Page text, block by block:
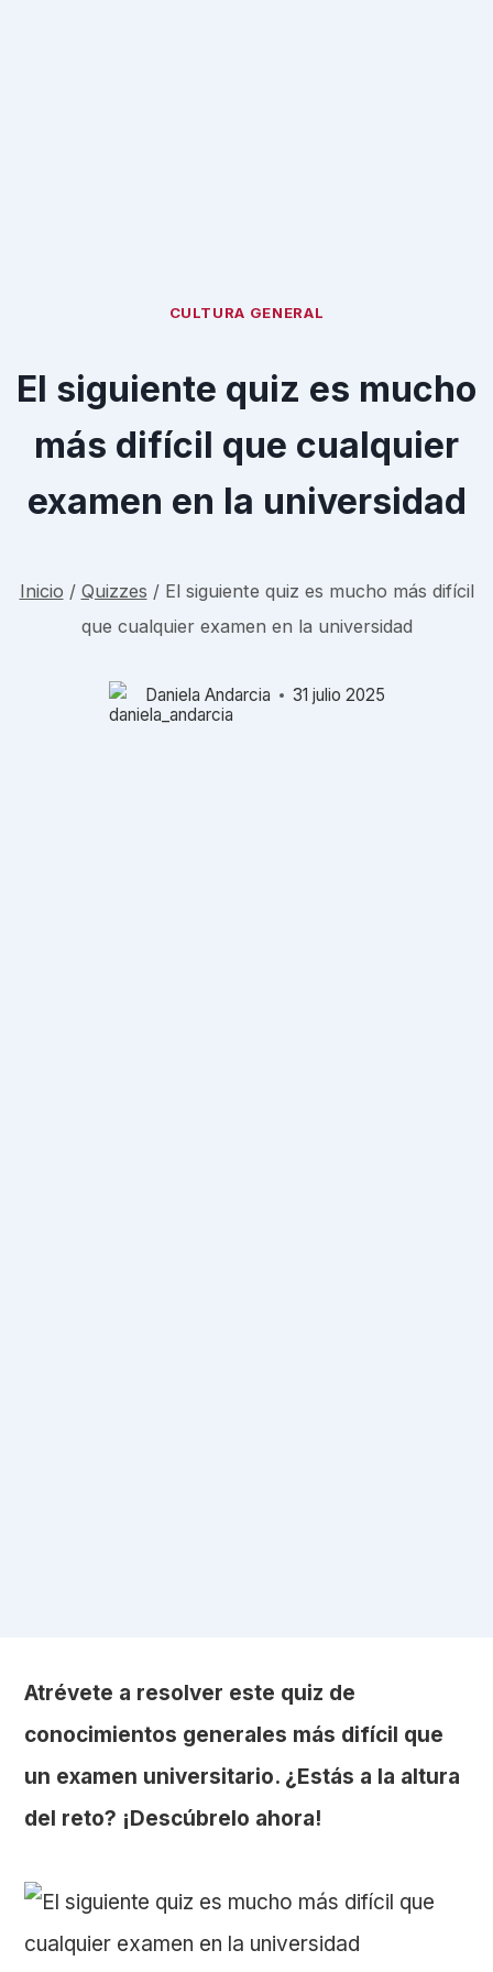
CULTURA GENERAL
El siguiente quiz es mucho
más difícil que cualquier
examen en la universidad
Inicio / Quizzes / El siguiente quiz es mucho más difícil
que cualquier examen en la universidad
Daniela Andarcia 31 julio 2025
Atrévete a resolver este quiz de
conocimientos generales más difícil que
un examen universitario. ¿Estás a la altura
del reto? ¡Descúbrelo ahora!